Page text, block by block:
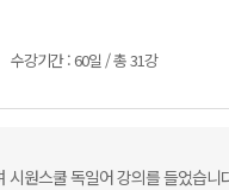
수강기간 : 60일 / 총 31강
시원스쿨 독일어 강의를 들었습니